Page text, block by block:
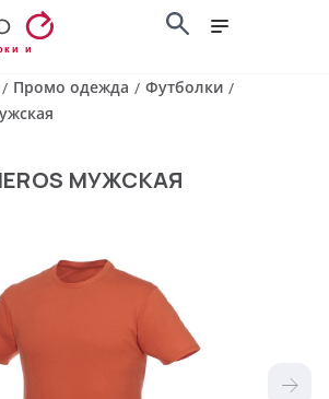
и
/ Промо одежда / Футболки /
МУЖСКАЯ